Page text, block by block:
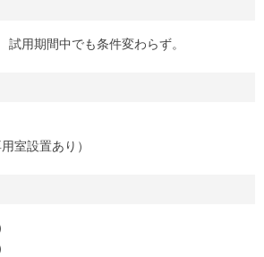
用期間中でも条件変わらず。
室設置あり）